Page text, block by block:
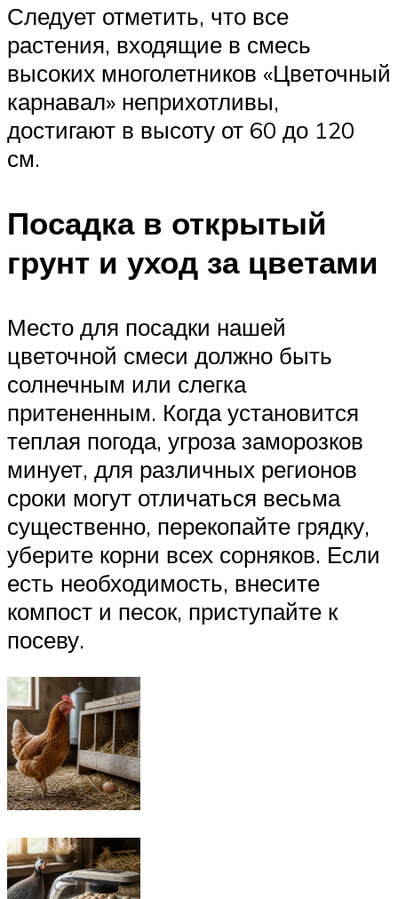
Следует отметить, что все
растения, входящие в смесь
высоких многолетников «Цветочный
карнавал» неприхотливы,
достигают в высоту от 60 до 120
см.
Посадка в открытый
грунт и уход за цветами
Место для посадки нашей
цветочной смеси должно быть
солнечным или слегка
притененным. Когда установится
теплая погода, угроза заморозков
минует, для различных регионов
сроки могут отличаться весьма
существенно, перекопайте грядку,
уберите корни всех сорняков. Если
есть необходимость, внесите
компост и песок, приступайте к
посеву.